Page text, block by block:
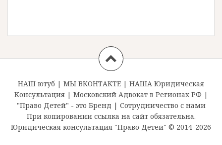
НАШ ютуб | МЫ ВКОНТАКТЕ | НАША Юридическая
Консультация| Московский Адвокат в Регионах РФ |
"Право Детей" - это Бренд | Сотрудничество с нами
При копировании ссылка на сайт обязательна.
Юридическая консультация "Право Детей" © 2014-2026